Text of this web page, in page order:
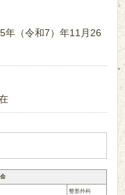
年（令和7）年11月26
整形外科